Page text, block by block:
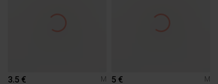
3.5 €
M
5 € M